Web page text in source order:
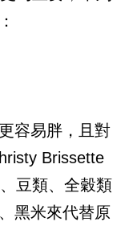
容易胖，且對
Brissette
豆類、全穀類
黑米來代替原